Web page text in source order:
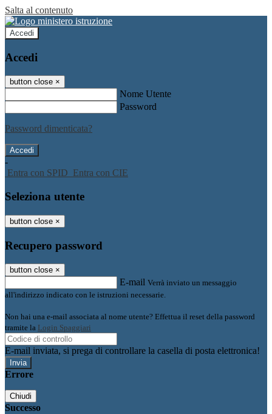
Salta al contenuto
Accedi
Accedi
button close ×
Nome Utente
Password
Password dimenticata?
-
Entra con SPID Entra con CIE
Seleziona utente
button close ×
Recupero password
button close ×
E-mail Verrà inviato un messaggio
all'indirizzo indicato con le istruzioni necessarie.
Non hai una e-mail associata al nome utente? Effettua il reset della password
tramite la Login Spaggiari
E-mail inviata, si prega di controllare la casella di posta elettronica!
Errore
Chiudi
Successo